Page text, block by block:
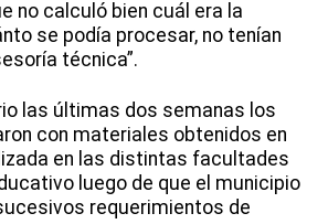
no calculó bien cuál era la
se podía procesar, no tenían
técnica”.
las últimas dos semanas los
con materiales obtenidos en
en las distintas facultades
luego de que el municipio
requerimientos de